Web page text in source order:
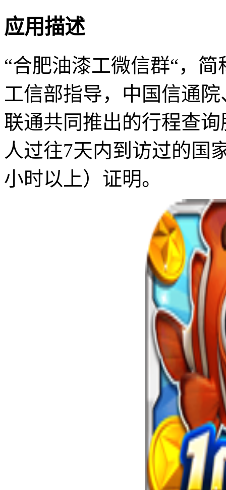
应用描述
“合肥油漆工微信群“，
工信部指导，中国信通
联通共同推出的行程查
人过往7天内到访过的国
小时以上）证明。